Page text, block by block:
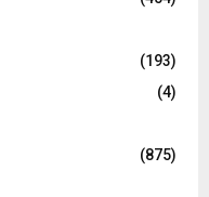
(193)
(4)
(875)